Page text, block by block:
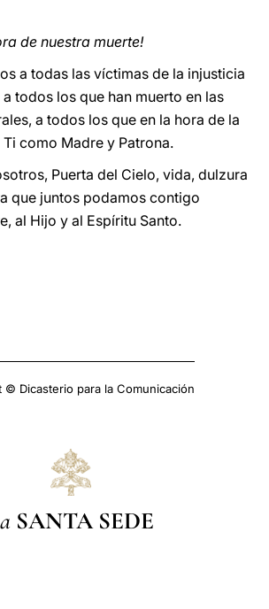
de nuestra muerte!
a todas las víctimas de la injusticia
todos los que han muerto en las
a todos los que en la hora de la
como Madre y Patrona.
Puerta del Cielo, vida, dulzura
que juntos podamos contigo
al Hijo y al Espíritu Santo.
© Dicasterio para la Comunicación
SANTA SEDE